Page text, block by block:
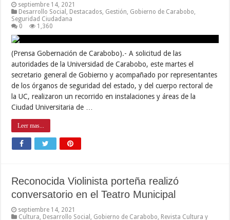
septiembre 14, 2021
Desarrollo Social
Destacados Gestión Gobierno de Carabobo
Seguridad Ciudadana
0
1,360
(Prensa Gobernación de Carabobo).- A solicitud de las
autoridades de la Universidad de Carabobo, este martes el
secretario general de Gobierno y acompañado por representantes
de los órganos de seguridad del estado, y del cuerpo rectoral de
la UC, realizaron un recorrido en instalaciones y áreas de la
Ciudad Universitaria de …
Leer mas...
Reconocida Violinista porteña realizó
conversatorio en el Teatro Municipal
septiembre 14, 2021
Cultura Desarrollo Social Gobierno de Carabobo Revista Cultura y